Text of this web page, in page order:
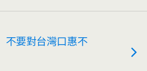
要對台灣口惠不